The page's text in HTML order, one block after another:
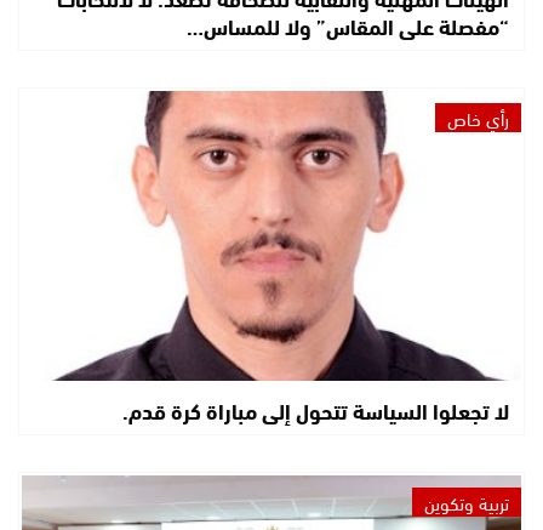
“مفصلة على المقاس” ولا للمساس…
رأي خاص
لا تجعلوا السياسة تتحول إلى مباراة كرة قدم.
تربية وتكوين